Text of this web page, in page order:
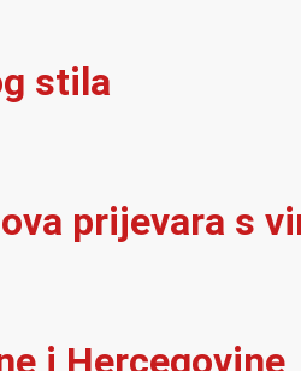
stila
prijevara s
i Hercegovine